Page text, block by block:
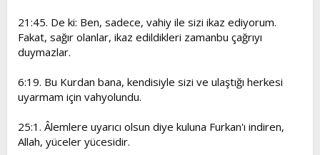
21:45. De ki: Ben, sadece, vahiy ile sizi ikaz ediyorum.
Fakat, sağır olanlar, ikaz edildikleri zamanbu çağrıyı
duymazlar.
6:19. Bu Kurdan bana, kendisiyle sizi ve ulaştığı herkesi
uyarmam için vahyolundu.
25:1. Âlemlere uyarıcı olsun diye kuluna Furkan'ı indiren,
Allah, yüceler yücesidir.